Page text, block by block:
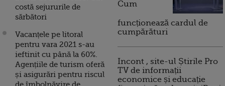
costă sejururile de
sărbători
Vacanțele pe litoral
pentru vara 2021 s-au
ieftinit cu până la 60%.
Agențiile de turism oferă
și asigurări pentru riscul
Cum
funcționează cardul de
cumpărături
Incont , site-ul Știrile Pro
TV de informații
economice și educație